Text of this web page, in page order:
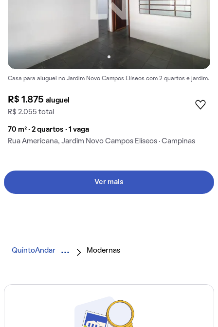
Casa para aluguel no Jardim Novo Campos Elíseos com 2 quartos e jardim.
R$ 1.875 aluguel
R$ 2.055 total
70 m² · 2 quartos · 1 vaga
Rua Americana, Jardim Novo Campos Elíseos · Campinas
Ver mais
QuintoAndar Modernas